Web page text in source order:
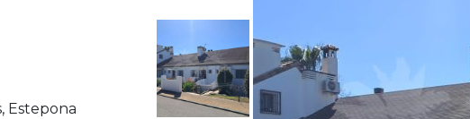
Estepona